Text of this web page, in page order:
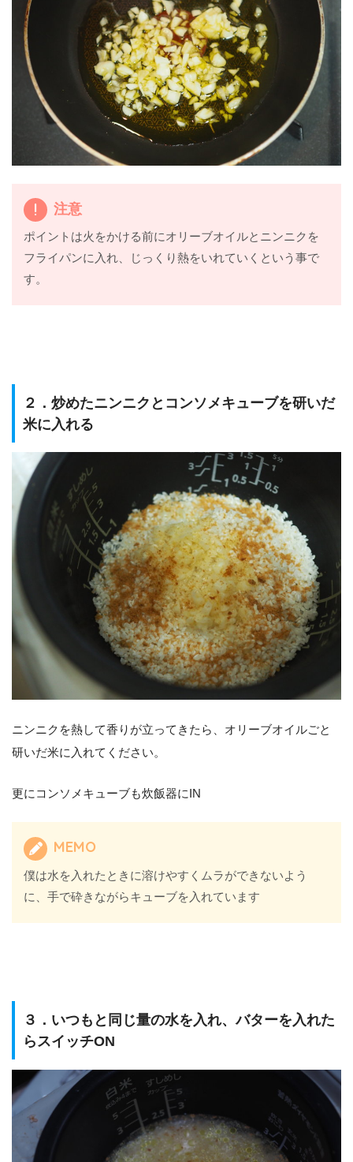
注意
ポイントは火をかける前にオリーブオイルとニンニクを
フライパンに入れ、じっくり熱をいれていくという事で
す。
２．炒めたニンニクとコンソメキューブを研いだ
米に入れる
ニンニクを熱して香りが立ってきたら、オリーブオイルごと
研いだ米に入れてください。
更にコンソメキューブも炊飯器にIN
MEMO
僕は水を入れたときに溶けやすくムラができないよう
に、手で砕きながらキューブを入れています
３．いつもと同じ量の水を入れ、バターを入れた
らスイッチON